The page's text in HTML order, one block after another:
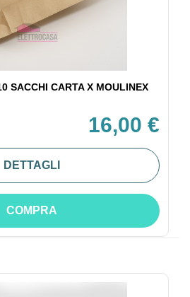
SACCHI CARTA X MOULINEX
16,00 €
DETTAGLI
COMPRA